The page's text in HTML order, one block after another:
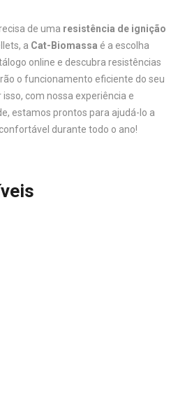
de uma resistência de ignição
a Cat-Biomassa é a escolha
online e descubra resistências
o funcionamento eficiente do seu
com nossa experiência e
estamos prontos para ajudá-lo a
durante todo o ano!